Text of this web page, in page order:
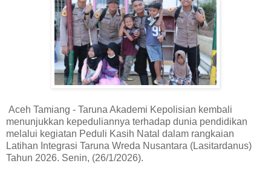
Aceh Tamiang - Taruna Akademi Kepolisian kembali
menunjukkan kepeduliannya terhadap dunia pendidikan
melalui kegiatan Peduli Kasih Natal dalam rangkaian
Latihan Integrasi Taruna Wreda Nusantara (Lasitardanus)
Tahun 2026. Senin, (26/1/2026).